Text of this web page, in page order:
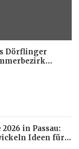
Dörflinger
in Passau:
Ideen für